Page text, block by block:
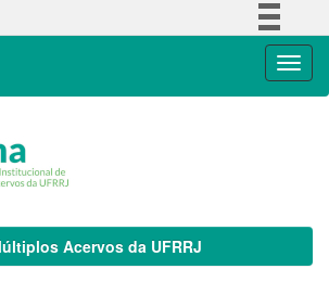
Acervos da UFRRJ